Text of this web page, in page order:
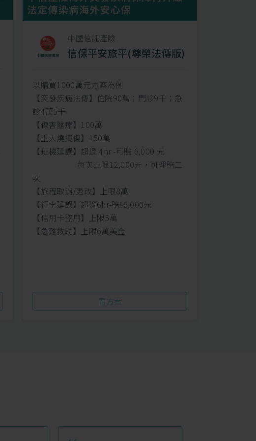
中國信託產險
信保平安旅平(尊榮法傳版)
以購買1000萬元方案為例
【突發疾病法傳】住院90萬；門診9千；急
診4萬5千
【傷害醫療】100萬
【重大燒燙傷】150萬
【班機延誤】超過 4hr -可賠 6,000 元
每次上限12,000元，可理賠二
次
【旅程取消/更改】上限8萬
【行李延誤】超過6hr-賠$6,000元
【信用卡盜用】上限5萬
【急難救助】上限6萬美金
看方案